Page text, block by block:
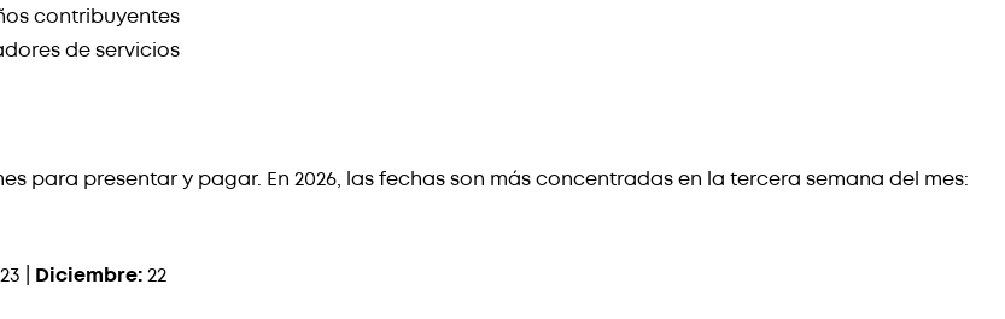
contribuyentes
de servicios
para presentar y pagar. En 2026, las fechas son más concentradas en la tercera semana del mes:
23 | Diciembre:22